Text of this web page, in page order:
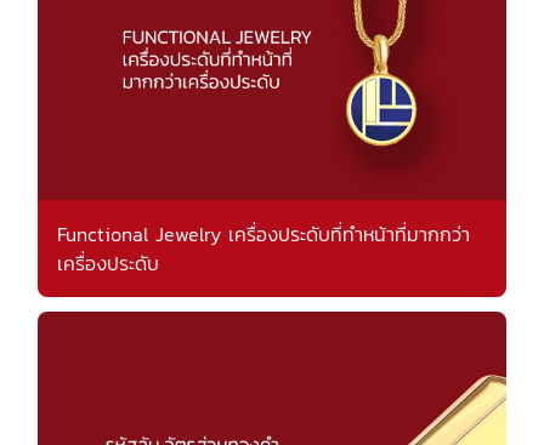
Functional Jewelry เครื่องประดับที่ทำหน้าที่มากกว่า
เครื่องประดับ